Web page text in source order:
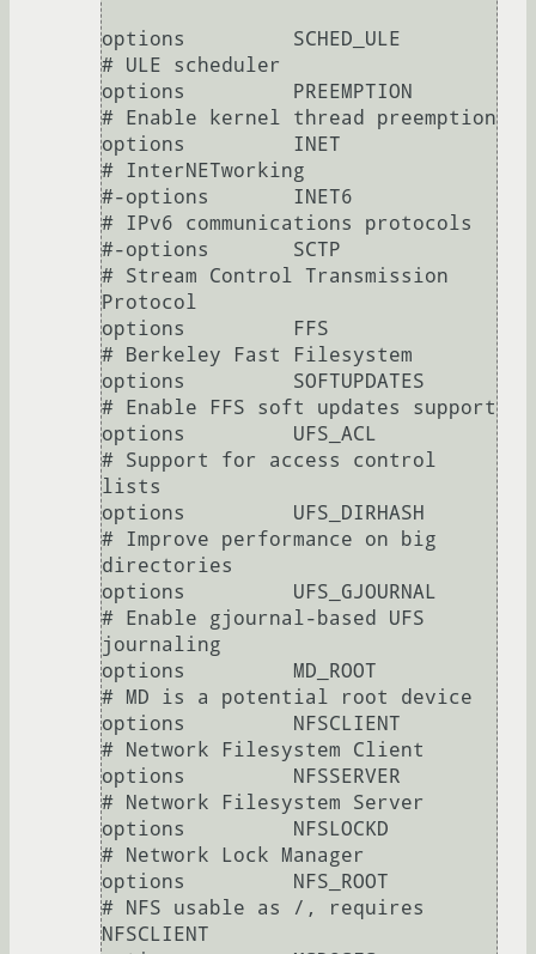
options 	SCHED_ULE
# ULE scheduler
options 	PREEMPTION
# Enable kernel thread preemption
options 	INET
# InterNETworking
#-options 	INET6
# IPv6 communications protocols
#-options 	SCTP
# Stream Control Transmission
Protocol
options 	FFS
# Berkeley Fast Filesystem
options 	SOFTUPDATES
# Enable FFS soft updates support
options 	UFS_ACL
# Support for access control
lists
options 	UFS_DIRHASH
# Improve performance on big
directories
options 	UFS_GJOURNAL
# Enable gjournal-based UFS
journaling
options 	MD_ROOT
# MD is a potential root device
options 	NFSCLIENT
# Network Filesystem Client
options 	NFSSERVER
# Network Filesystem Server
options 	NFSLOCKD
# Network Lock Manager
options 	NFS_ROOT
# NFS usable as /, requires
NFSCLIENT